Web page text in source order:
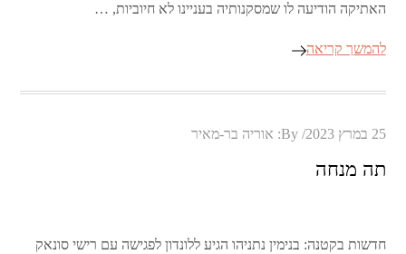
האתיקה הודיעה לו שמסקנותיה בעניינו לא חיוביות, …
להמשך קריאה
Posted
25 במרץ 2023 By: אוריה בר-מאיר
תה מנחה
חדשות בקטנה: בנימין נתניהו הגיע ללונדון לפגישה עם רישי סונאק